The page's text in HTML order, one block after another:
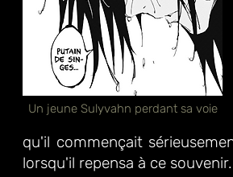
Un jeune Sulyvahn perdant sa voie
qu'il commençait
lorsqu'il repensa à ce souvenir.